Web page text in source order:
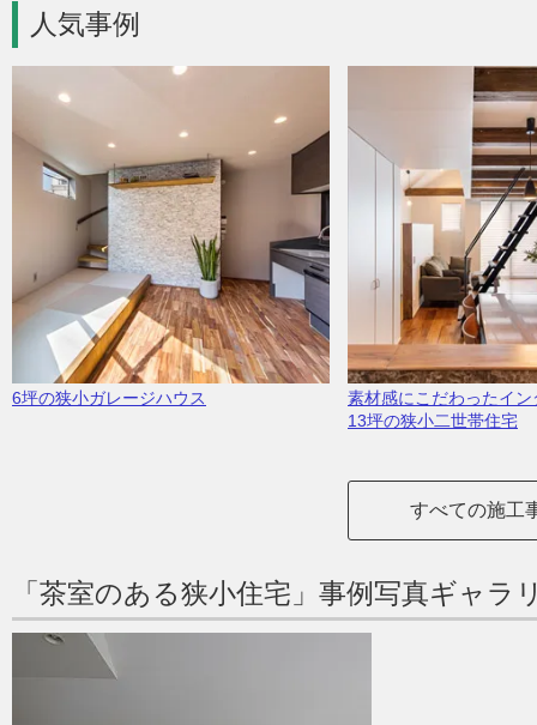
人気事例
6坪の狭小ガレージハウス
素材感にこだわったイ
13坪の狭小二世帯住宅
すべての施工
「茶室のある狭小住宅」事例写真ギャラ